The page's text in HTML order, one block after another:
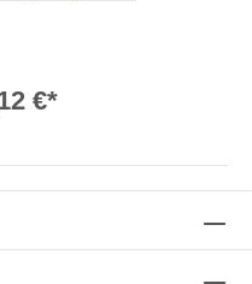
€*